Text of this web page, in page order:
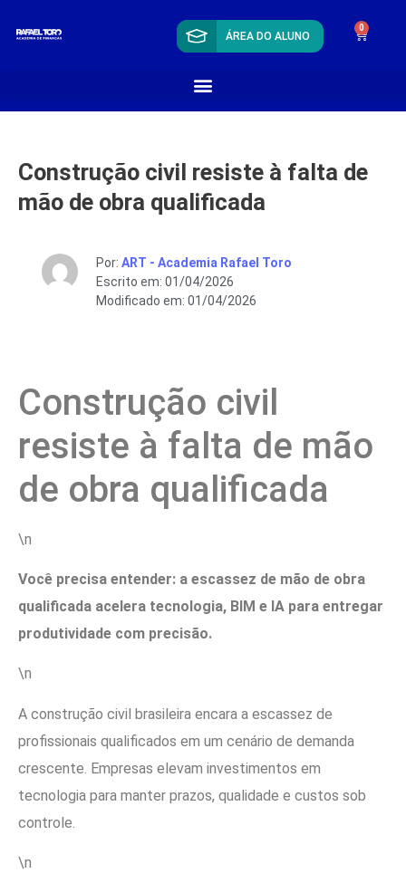
ÁREA DO ALUNO
0
Construção civil resiste à falta de
mão de obra qualificada
Por: ART - Academia Rafael Toro
Escrito em: 01/04/2026
Modificado em: 01/04/2026
Construção civil
resiste à falta de mão
de obra qualificada
\n
Você precisa entender: a escassez de mão de obra
qualificada acelera tecnologia, BIM e IA para entregar
produtividade com precisão.
\n
A construção civil brasileira encara a escassez de
profissionais qualificados em um cenário de demanda
crescente. Empresas elevam investimentos em
tecnologia para manter prazos, qualidade e custos sob
controle.
\n